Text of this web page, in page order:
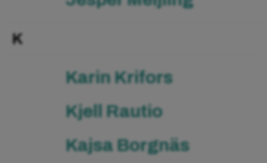
K
Karin Krifors
Kjell Rautio
Kajsa Borgnäs